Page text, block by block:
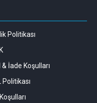
Politikası
İade Koşulları
Politikası